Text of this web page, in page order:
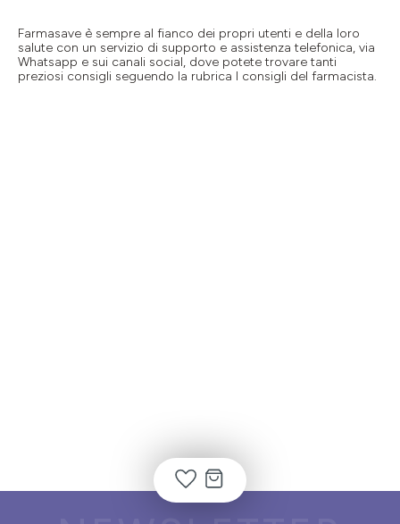
Farmasave è sempre al fianco dei propri utenti e della loro
salute con un servizio di supporto e assistenza telefonica, via
Whatsapp e sui canali social, dove potete trovare tanti
preziosi consigli seguendo la rubrica I consigli del farmacista.